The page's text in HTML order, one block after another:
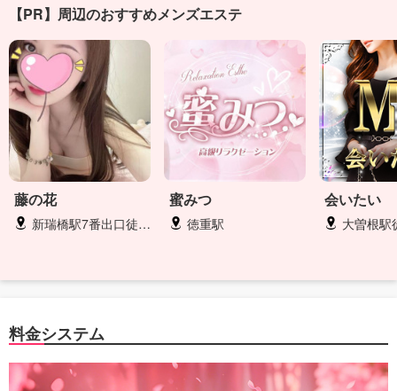
【PR】周辺のおすすめメンズエステ
藤の花
新瑞橋駅7番出口徒歩1分
蜜みつ
徳重駅
会いたい
大曽根駅
料金システム